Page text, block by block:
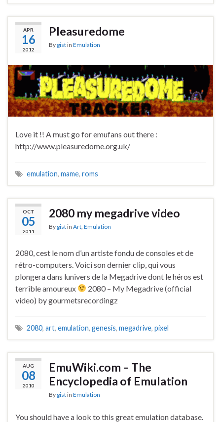
APR
16
2012
Pleasuredome
By gistin Emulation
Love it !! A must go for emufans out there :
http://www.pleasuredome.org.uk/
emulation, mame, roms
OCT
05
2011
2080 my megadrive video
By gistin Art Emulation
2080, cest le nom d’un artiste fondu de consoles et de
rétro-computers. Voici son dernier clip, qui vous
plongera dans lunivers de la Megadrive dont le héros est
terrible amoureux
2080 – My Megadrive (official
video) by gourmetsrecordingz
2080, art, emulation, genesis, megadrive, pixel
AUG
08
2010
EmuWiki.com – The
Encyclopedia of Emulation
By gistin Emulation
You should have a look to this great emulation database.